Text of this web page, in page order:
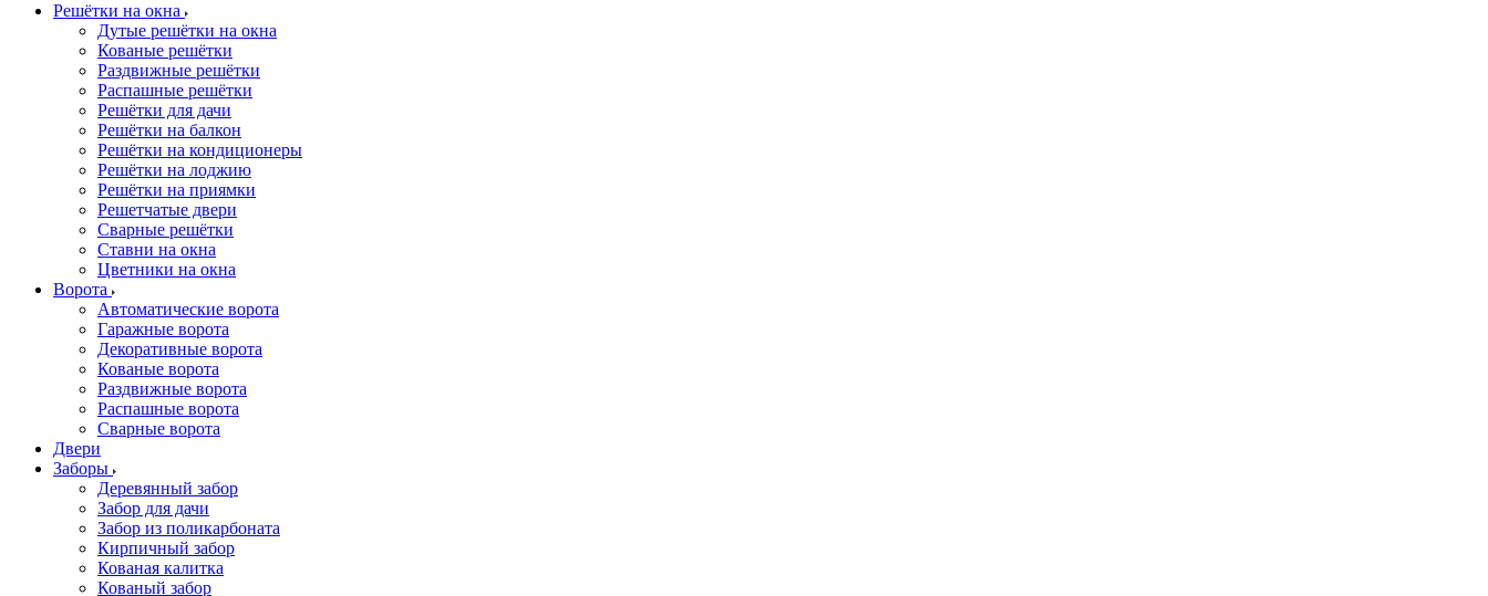
Решётки на окна
Дутые решётки на окна
Кованые решётки
Раздвижные решётки
Распашные решётки
Решётки для дачи
Решётки на балкон
Решётки на кондиционеры
Решётки на лоджию
Решётки на приямки
Решетчатые двери
Сварные решётки
Ставни на окна
Цветники на окна
Ворота
Автоматические ворота
Гаражные ворота
Декоративные ворота
Кованые ворота
Раздвижные ворота
Распашные ворота
Сварные ворота
Двери
Заборы
Деревянный забор
Забор для дачи
Забор из поликарбоната
Кирпичный забор
Кованая калитка
Кованый забор